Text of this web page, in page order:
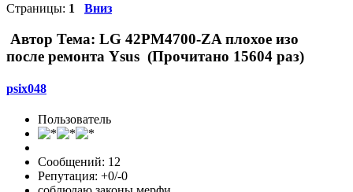
Страницы: 1 Вниз
Автор Тема: LG 42PM4700-ZA плохое изо
после ремонта Ysus (Прочитано 15604 раз)
psix048
Пользователь
Сообщений: 12
Репутация: +0/-0